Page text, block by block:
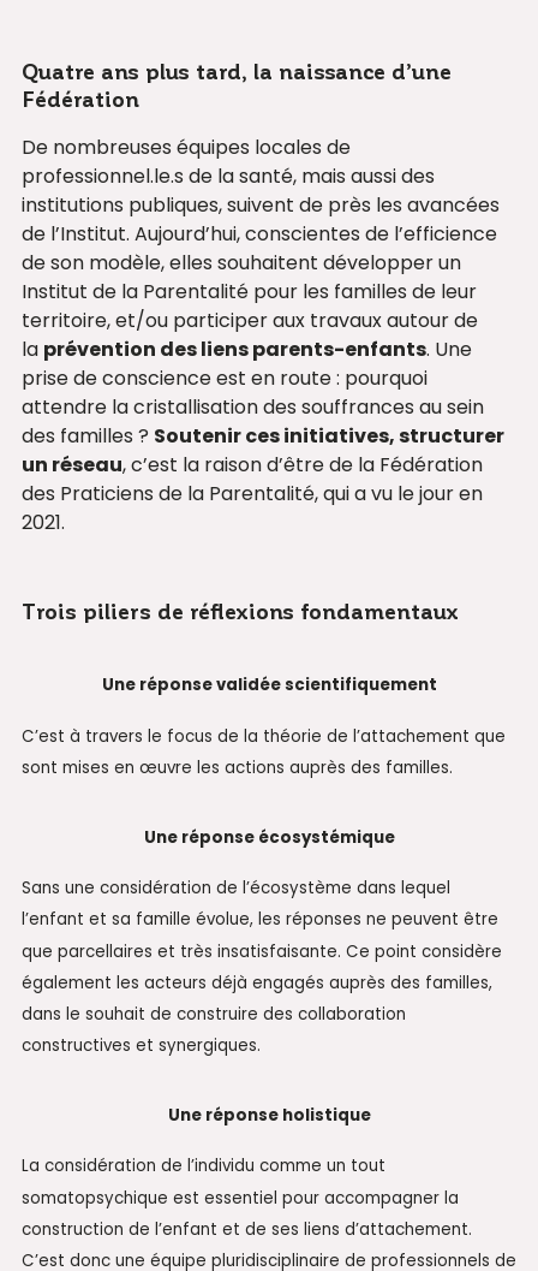
Quatre ans plus tard, la naissance d’une
Fédération
De nombreuses équipes locales de
professionnel.le.s de la santé, mais aussi des
institutions publiques, suivent de près les avancées
de l’Institut. Aujourd’hui, conscientes de l’efficience
de son modèle, elles souhaitent développer un
Institut de la Parentalité pour les familles de leur
territoire, et/ou participer aux travaux autour de
la prévention des liens parents-enfants. Une
prise de conscience est en route : pourquoi
attendre la cristallisation des souffrances au sein
des familles ? Soutenir ces initiatives, structurer
un réseau, c’est la raison d’être de la Fédération
des Praticiens de la Parentalité, qui a vu le jour en
2021.
Trois piliers de réflexions fondamentaux
Une réponse validée scientifiquement
C’est à travers le focus de la théorie de l’attachement que
sont mises en œuvre les actions auprès des familles.
Une réponse écosystémique
Sans une considération de l’écosystème dans lequel
l’enfant et sa famille évolue, les réponses ne peuvent être
que parcellaires et très insatisfaisante. Ce point considère
également les acteurs déjà engagés auprès des familles,
dans le souhait de construire des collaboration
constructives et synergiques.
Une réponse holistique
La considération de l’individu comme un tout
somatopsychique est essentiel pour accompagner la
construction de l’enfant et de ses liens d’attachement.
C’est donc une équipe pluridisciplinaire de professionnels de